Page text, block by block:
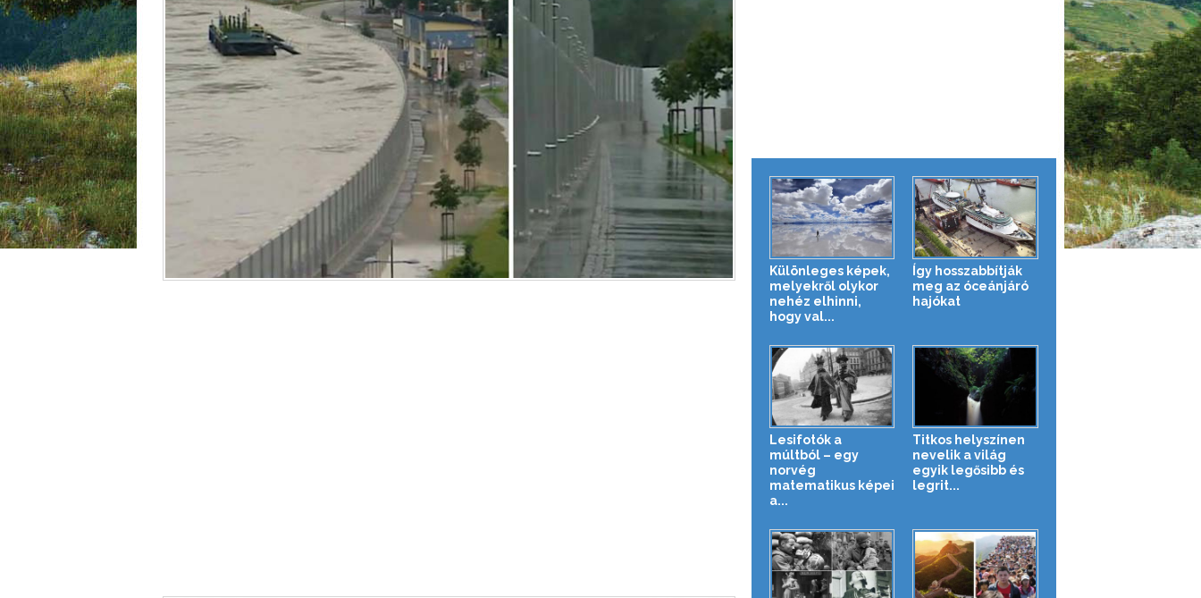
Különleges képek,
melyekről olykor
nehéz elhinni,
hogy val...
Így hosszabbítják
meg az óceánjáró
hajókat
Lesifotók a
múltból – egy
norvég
matematikus képei
a...
Titkos helyszínen
nevelik a világ
egyik legősibb és
legrit...